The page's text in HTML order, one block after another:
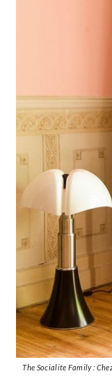
The Socialite Family :